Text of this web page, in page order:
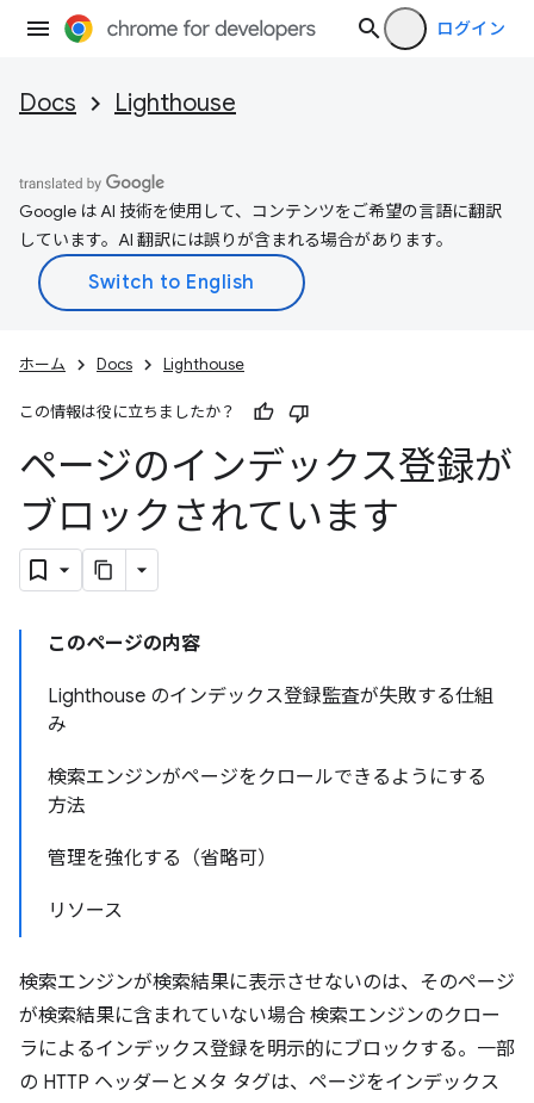
ログイン
Docs Lighthouse
Google は AI 技術を使用して、コンテンツをご希望の言語に翻訳
しています。AI 翻訳には誤りが含まれる場合があります。
ホーム Docs Lighthouse
この情報は役に立ちましたか？
ページのインデックス登録が
ブロックされています
このページの内容
Lighthouse のインデックス登録監査が失敗する仕組
み
検索エンジンがページをクロールできるようにする
方法
管理を強化する（省略可）
リソース
検索エンジンが検索結果に表示させないのは、そのページ
が検索結果に含まれていない場合 検索エンジンのクロー
ラによるインデックス登録を明示的にブロックする。一部
の HTTP ヘッダーとメタ タグは、ページをインデックス